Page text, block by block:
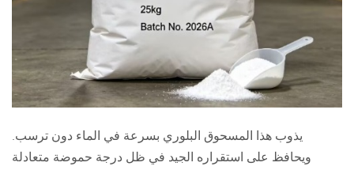
يذوب هذا المسحوق البلوري بسرعة في الماء دون ترسب.
ويحافظ على استقراره الجيد في ظل درجة حموضة متعادلة